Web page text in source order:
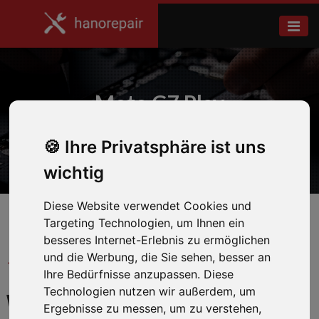
Ihre Privatsphäre ist uns
wichtig
Diese Website verwendet Cookies und
Targeting Technologien, um Ihnen ein
besseres Internet-Erlebnis zu ermöglichen
und die Werbung, die Sie sehen, besser an
Ihre Bedürfnisse anzupassen. Diese
Technologien nutzen wir außerdem, um
Ergebnisse zu messen, um zu verstehen,
Moto G7 Play
Home Motorola
← Zurück zum Hersteller
WIR REPARIEREN IHR